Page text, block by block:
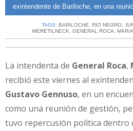
exintendente de Bariloche, en una
TAGS: BARILOCHE, RIO NEGRO,
WERETILNECK, GENERAL ROCA,
La intendenta de General Roca,
recibió este viernes al
Gustavo Gennuso, en un
como una reunión de gestión,
tuvo repercusión política dentro